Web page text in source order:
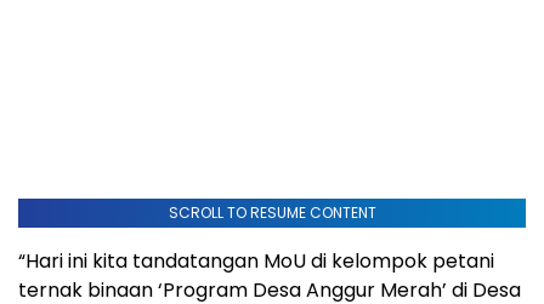
SCROLL TO RESUME CONTENT
“Hari ini kita tandatangan MoU di kelompok petani
ternak binaan ‘Program Desa Anggur Merah’ di Desa